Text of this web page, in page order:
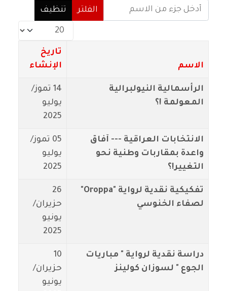
أدخل جزء من الاسم
الفلتر
تنظيف
عدد الإظهارات:
الاسم
تاريخ
الإنشاء
الرأسمالية النيولبرالية
المعولمة !؟
14 تموز/
يوليو
2025
الانتخابات العراقية --- آفاق
واعدة بمقاربات وطنية نحو
التغيير!؟
05 تموز/
يوليو
2025
تفكيكية نقدية لرواية "Oroppa"
لصفاء الخنوسي
26
حزيران/
يونيو
2025
دراسة نقدية لرواية " مباريات
الجوع " لسوزان كولينز
10
حزيران/
يونيو